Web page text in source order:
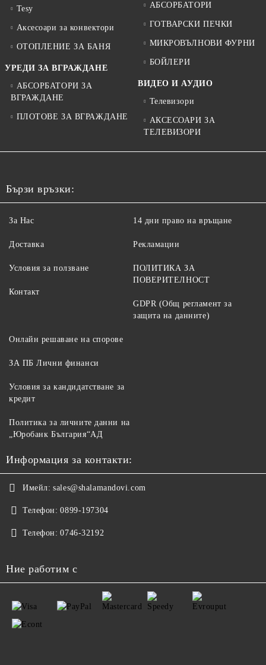
Tesy
Аксесоари за конвектори
ОТОПЛЕНИЕ ЗА БАНЯ
УРЕДИ ЗА ВГРАЖДАНЕ
АБСОРБАТОРИ ЗА
ВГРАЖДАНЕ
ПЛОТОВЕ ЗА ВГРАЖДАНЕ
АБСОРБАТОРИ
ГОТВАРСКИ ПЕЧКИ
МИКРОВЪЛНОВИ ФУРНИ
БОЙЛЕРИ
ВИДЕО И АУДИО
Телевизори
АКСЕСОАРИ ЗА
ТЕЛЕВИЗОРИ
Бързи връзки:
За Нас
Доставка
Условия за ползване
Контакт
14 дни право на връщане
Рекламации
ПОЛИТИКА ЗА
ПОВЕРИТЕЛНОСТ
GDPR (Общ регламент за
защита на данните)
Онлайн решаване на спорове
ЗА ПБ Лични финанси
Условия за кандидатстване за
кредит
Политика за личните данни на
„Юробанк България“АД
Информация за контакти:
Имейл: sales@shalamandovi.com
Телефон: 0899-197304
Телефон: 0746-32192
Ние работим с